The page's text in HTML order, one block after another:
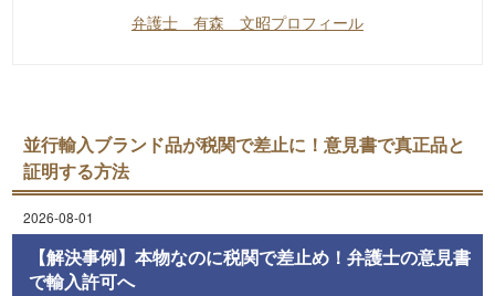
弁護士 有森 文昭プロフィール
並行輸入ブランド品が税関で差止に！意見書で真正品と
証明する方法
2026-08-01
【解決事例】本物なのに税関で差止め！弁護士の意見書
で輸入許可へ